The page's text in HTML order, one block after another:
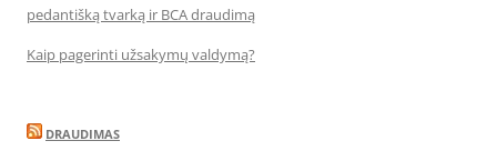
pedantišką tvarką ir BCA draudimą
Kaip pagerinti užsakymų valdymą?
DRAUDIMAS